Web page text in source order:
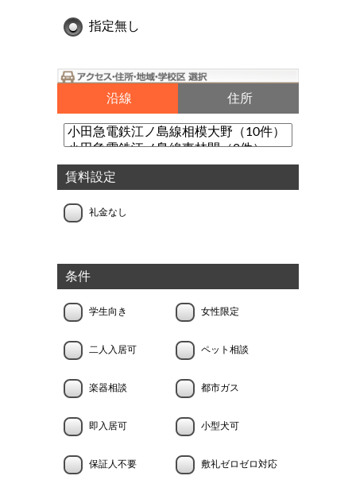
指定無し
沿線 住所
賃料設定
礼金なし
条件
学生向き 女性限定
二人入居可 ペット相談
楽器相談 都市ガス
即入居可 小型犬可
保証人不要 敷礼ゼロゼロ対応